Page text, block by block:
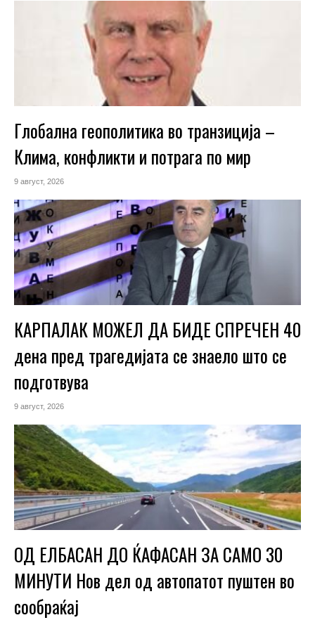
Глобална геополитика во транзиција –
Клима, конфликти и потрага по мир
9 август, 2026
КАРПАЛАК МОЖЕЛ ДА БИДЕ СПРЕЧЕН 40
дена пред трагедијата се знаело што се
подготвува
9 август, 2026
ОД ЕЛБАСАН ДО ЌАФАСАН ЗА САМО 30
МИНУТИ Нов дел од автопатот пуштен во
сообраќај